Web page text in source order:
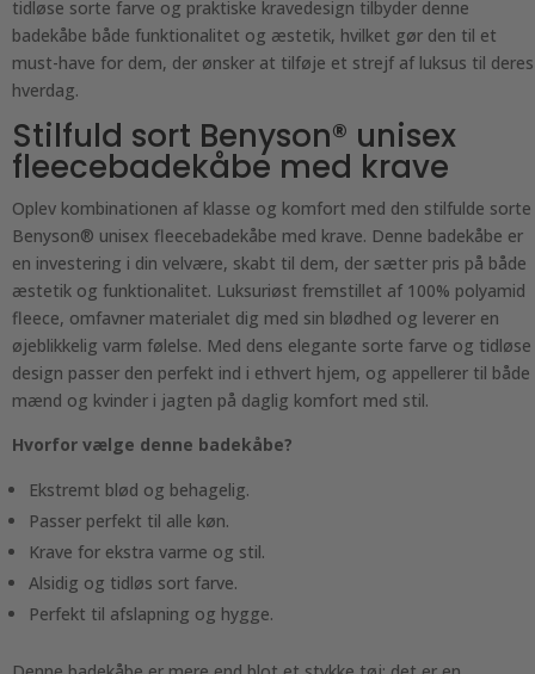
tidløse sorte farve og praktiske kravedesign tilbyder denne
badekåbe både funktionalitet og æstetik, hvilket gør den til et
must-have for dem, der ønsker at tilføje et strejf af luksus til deres
hverdag.
Stilfuld sort Benyson® unisex
fleecebadekåbe med krave
Oplev kombinationen af klasse og komfort med den stilfulde sorte
Benyson® unisex fleecebadekåbe med krave. Denne badekåbe er
en investering i din velvære, skabt til dem, der sætter pris på både
æstetik og funktionalitet. Luksuriøst fremstillet af 100% polyamid
fleece, omfavner materialet dig med sin blødhed og leverer en
øjeblikkelig varm følelse. Med dens elegante sorte farve og tidløse
design passer den perfekt ind i ethvert hjem, og appellerer til både
mænd og kvinder i jagten på daglig komfort med stil.
Hvorfor vælge denne badekåbe?
Ekstremt blød og behagelig.
Passer perfekt til alle køn.
Krave for ekstra varme og stil.
Alsidig og tidløs sort farve.
Perfekt til afslapning og hygge.